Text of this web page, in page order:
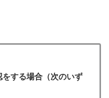
する場合（次のいず